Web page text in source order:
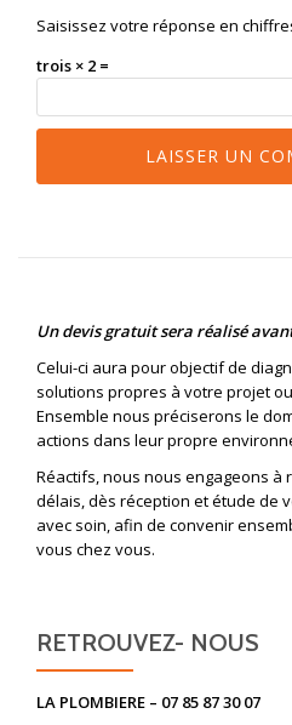
Saisissez votre réponse en
trois × 2 =
Un devis gratuit sera réalisé
Celui-ci aura pour objectif de
solutions propres à votre projet
Ensemble nous préciserons le
actions dans leur propre
Réactifs, nous nous engageons
délais, dès réception et étude de
avec soin, afin de convenir
vous chez vous.
RETROUVEZ- NOUS
LA PLOMBIERE – 07 85 87 30 07